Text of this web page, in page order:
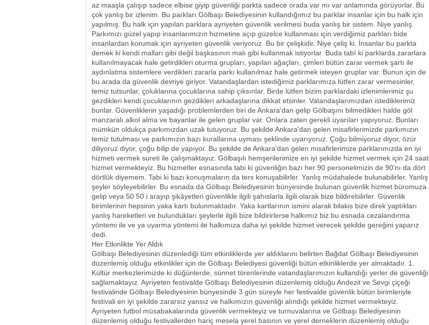
az maaşla çalışıp sadece elbise giyip güvenliği parkta sadece orada var mı var anlamında görüyorlar. Bu
çok yanlış bir izlenim. Bu parkları Gölbaşı Belediyesinin kullandığımız bu parklar insanlar için bu halk için
yapılmış. Bu halk için yapılan parklara ayriyeten güvenlik verilmesi buda yanlış bir sistem. Niye yanlış.
Parkımızı güzel yapıp insanlarımızın hizmetine açıp güzelce kullanması için verdiğimiz parkları bide
insanlardan korumak için ayriyeten güvenlik veriyoruz. Bu bir çelişkidir. Niye çeliş ki. İnsanlar bu parkta
demek ki kendi malları gibi değil başkasının malı gibi kullanmak istiyorlar. Buda tabî ki parklarda zararlara
kullanılmayacak hale getirdikleri oturma grupları, yapılan ağaçları, çimleri bütün zarar vermek şartı ile
aydınlatma sistemlere verdikleri zararla parkı kullanılmaz hale getirmek isteyen gruplar var. Bunun için de
bu arada da güvenlik devriye giriyor. Vatandaşlardan istediğimiz parklarımıza lütfen zarar vermesinler,
temiz tutsunlar, çoluklarına çocuklarına sahip çıksınlar. Birde lütfen bizim parklardaki izlenimlerimiz şu
gezdikleri kendi çocuklarının gezdikleri arkadaşlarına dikkat etsinler. Vatandaşlarımızdan istediklerimiz
bunlar. Güvenliklerin yaşadığı problemlerden biri de Ankara'dan gelip Gölbaşını bilmedikleri halde göl
manzaralı alkol alma ve bayanlar ile gelen gruplar var. Onlara zaten gerekli uyarıları yapıyoruz. Bunları
mümkün oldukça parkımızdan uzak tutuyoruz. Bu şekilde Ankara'dan gelen misafirlerimizde parkımızın
temiz tutulması ve parkımızın bazı kurallarına uyması şeklinde uyarıyoruz. Çoğu bilmiyoruz diyor, özür
diliyoruz diyor, çoğu bilip de yapıyor. Bu şekilde de Ankara'dan gelen misafirlerimize parklarımızda en iyi
hizmeti vermek sureti ile çalışmaktayız. Gölbaşılı hemşerilerimize en iyi şekilde hizmet vermek için 24 saat
hizmet vermekteyiz. Bu hizmetler esnasında tabi ki güvenliğin bazı her 90 personelimizin de 90'nı da dört
dörtlük diyemem. Tabi ki bazı konuşmaların da ters konuşabilirler. Yanlış müdahalede bulunabilirler. Yanlış
şeyler söyleyebilirler. Bu esnada da Gölbaşı Belediyesinin bünyesinde bulunan güvenlik hizmet büromuza
gelip veya 50 50 i arayıp şikâyetleri güvenlikle ilgili şahıslarla ilgili olarak bize bildirebilirler. Güvenlik
birimlerinin hepsinin yaka kartı bulunmaktadır. Yaka kartlarının ismini alarak bilakis bize direk yaptıkları
yanlış hareketleri ve bulundukları şeylerle ilgili bize bildirirlerse halkımız biz bu esnada cezalandırma
yöntemi ile ve ya uyarma yöntemi ile halkımıza daha iyi şekilde hizmet verecek şekilde gereğini yaparız 
dedi.
Her Etkinlikte Yer Aldık
Gölbaşı Belediyesinin düzenlediği tüm etkinliklerde yer aldıklarını belirten Bağdat Gölbaşı Belediyesinin
düzenlemiş olduğu etkinlikler için de Gölbaşı Belediyesi güvenliği bütün etkinliklerde yer almaktadır. 1.
Kültür merkezlerimizde ki düğünlerde, sünnet törenlerinde vatandaşlarımızın kullandığı yerler de güvenliği
sağlamaktayız. Ayriyeten festivalde Gölbaşı Belediyesinin düzenlemiş olduğu Andezit ve Sevgi çiçeği
festivalinde Gölbaşı Belediyesinin bünyesinde 3 gün süreyle her festivalde güvenlik bütün birimleriyle
festivali en iyi şekilde zararsız yansız ve halkımızın güvenliği alındığı şekilde hizmet vermekteyiz.
Ayriyeten futbol müsabakalarında güvenlik vermekteyiz ve turnuvalarına ve Gölbaşı Belediyesinin
düzenlemiş olduğu festivallerden hariç mesela yerel basının ve yerel derneklerin düzenlemiş olduğu